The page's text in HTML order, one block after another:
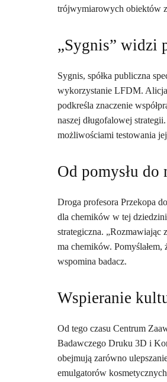
trójwymiarowych obiektów
„Sygnis” widzi
Sygnis, spółka publiczna
wykorzystanie LFDM.
podkreśla znaczenie
naszej długofalowej
możliwościami testowania
Od pomysłu do
Droga profesora Przekopa
dla chemików w tej
strategiczna. „Rozmawiając
ma chemików.
wspomina badacz.
Wspieranie
Od tego czasu Centrum
Badawczego Druku 3D i
obejmują zarówno
emulgatorów